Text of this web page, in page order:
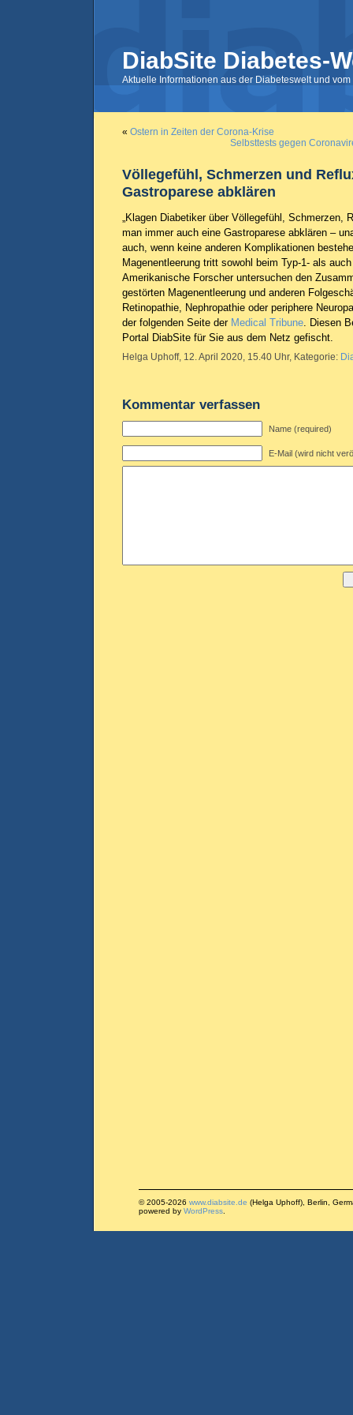
DiabSite Diabetes-
Aktuelle Informationen aus der Diabeteswelt und
« Ostern in Zeiten der Corona-Krise
Selbsttests gegen
Völlegefühl, Schmerzen und
Gastroparese abklären
„Klagen Diabetiker über Völlegefühl, Schmerzen,
man immer auch eine Gastroparese abklären –
auch, wenn keine anderen Komplikationen
Magenentleerung tritt sowohl beim Typ-1- als
Amerikanische Forscher untersuchen den
gestörten Magenentleerung und anderen
Retinopathie, Nephropathie oder periphere
der folgenden Seite der Medical Tribune. Diesen
Portal DiabSite für Sie aus dem Netz gefischt.
Helga Uphoff, 12. April 2020, 15.40 Uhr, Kategorie:
Kommentar verfassen
Name (required)
E-Mail (wird nicht
© 2005-2026 www.diabsite.de (Helga Uphoff), Berlin,
powered by WordPress.